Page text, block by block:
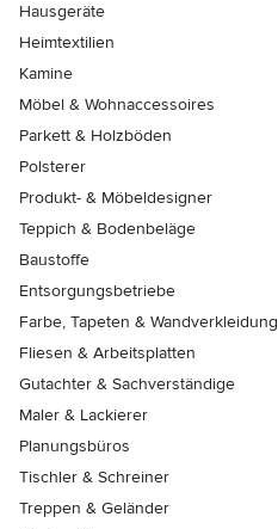
Hausgeräte
Heimtextilien
Kamine
Möbel & Wohnaccessoires
Parkett & Holzböden
Polsterer
Produkt- & Möbeldesigner
Teppich & Bodenbeläge
Baustoffe
Entsorgungsbetriebe
Farbe, Tapeten & Wandverkleidung
Fliesen & Arbeitsplatten
Gutachter & Sachverständige
Maler & Lackierer
Planungsbüros
Tischler & Schreiner
Treppen & Geländer